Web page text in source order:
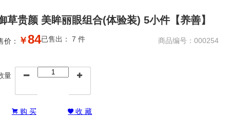
草贵颜 美眸丽眼组合(体验装) 5小件【养善】
价： ￥84 商品编号：000254
已售出： 7 件
量  
购 买 收 藏